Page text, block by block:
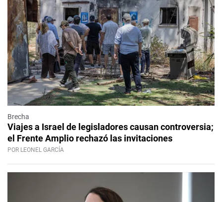
Brecha
Viajes a Israel de legisladores causan controversia;
el Frente Amplio rechazó las invitaciones
POR LEONEL GARCÍA